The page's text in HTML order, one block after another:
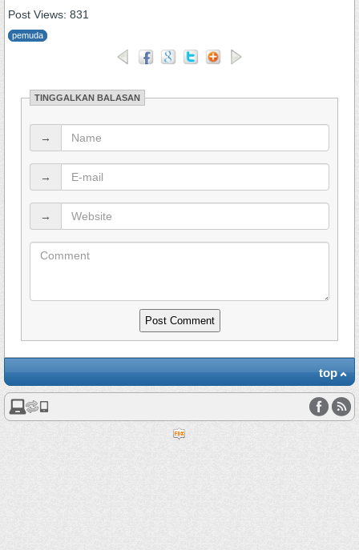
Post Views: 831
pemuda
TINGGALKAN BALASAN
→
→
→
top